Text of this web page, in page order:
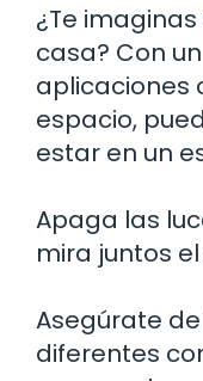
¿Te
casa? Con
aplicaciones
espacio,
estar en un
Apaga las
mira juntos
Asegúrate
diferentes